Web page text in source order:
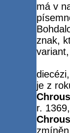
má v
znak,
je z
r.